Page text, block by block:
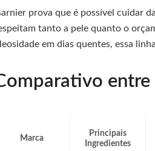
prova que é possível cuidar
tanto a pele quanto o
em dias quentes, essa
entre
Marca
Principais
Ingredientes